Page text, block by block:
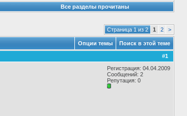
Все разделы прочитаны
Страница 1 из 2 1 2 >
Опции темы Поиск в этой теме
#1
Регистрация: 04.04.2009
Сообщений: 2
Репутация: 0